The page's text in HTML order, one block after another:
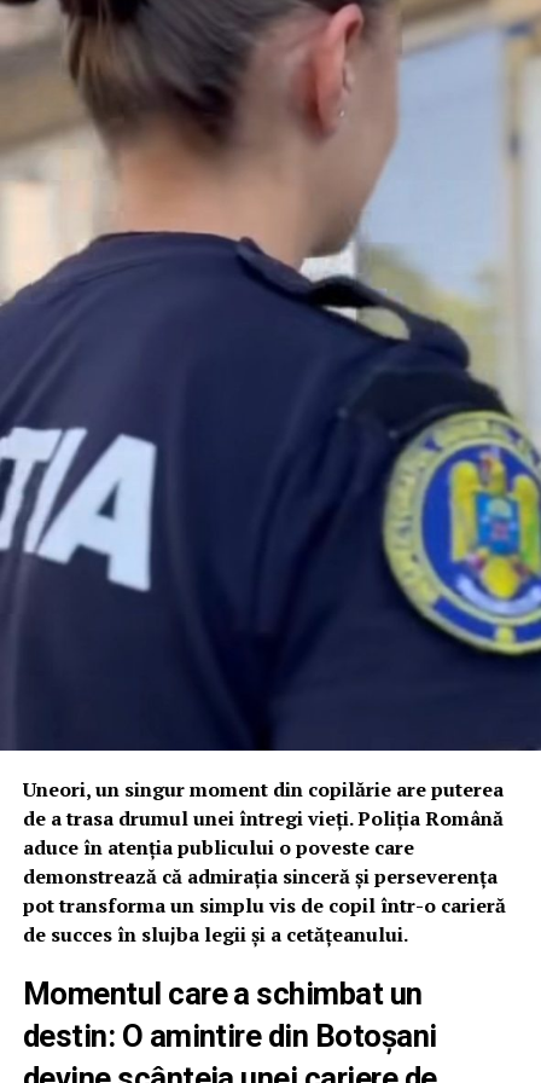
Uneori, un singur moment din copilărie are puterea
de a trasa drumul unei întregi vieți. Poliția Română
aduce în atenția publicului o poveste care
demonstrează că admirația sinceră și perseverența
pot transforma un simplu vis de copil într-o carieră
de succes în slujba legii și a cetățeanului.
Momentul care a schimbat un
destin: O amintire din Botoșani